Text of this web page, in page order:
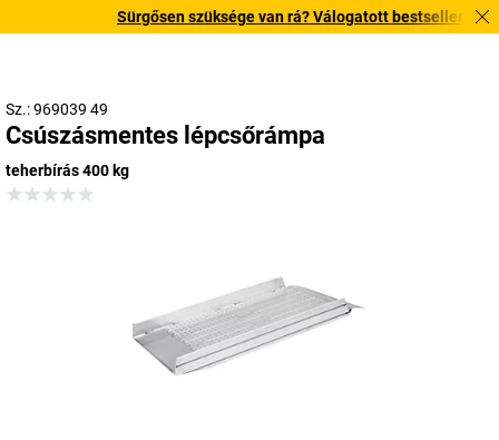
Sürgősen szüksége van rá? Válogatott bestseller
Sz.: 969039 49
Csúszásmentes lépcsőrámpa
teherbírás 400 kg